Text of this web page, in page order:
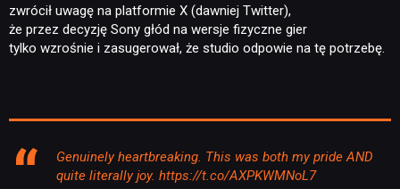
zwrócił uwagę na platformie X (dawniej Twitter),
że przez decyzję Sony głód na wersje fizyczne gier
tylko wzrośnie i zasugerował, że studio odpowie na tę potrzebę.
Genuinely heartbreaking. This was both my pride AND
quite literally joy. https://t.co/AXPKWMNoL7